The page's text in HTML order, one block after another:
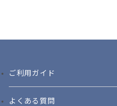
ご利用ガイド
よくある質問